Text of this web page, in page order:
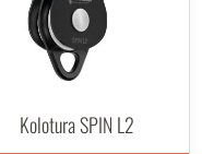
Technical Use, XF
Kolotura SPIN L2